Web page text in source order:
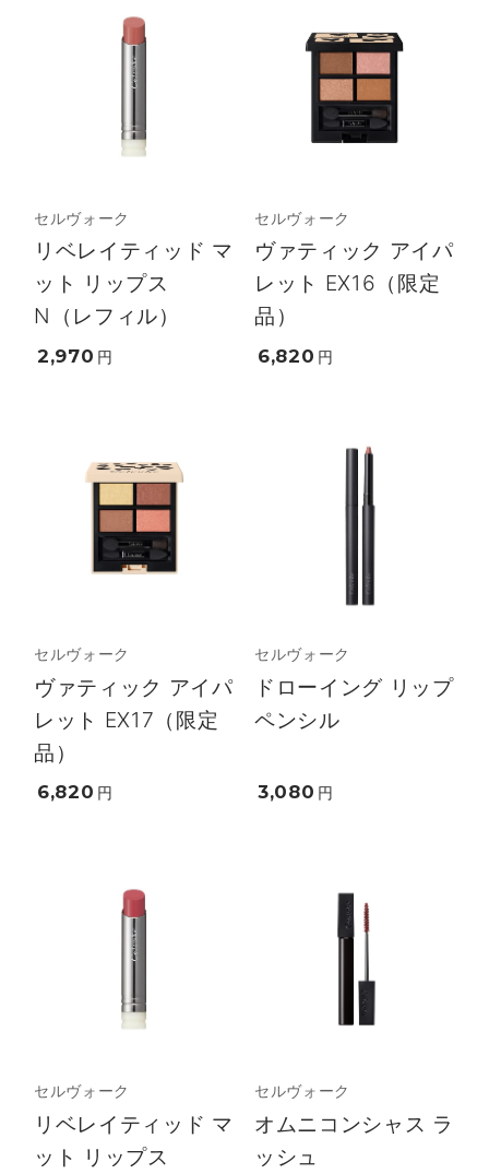
セルヴォーク
リベレイティッド マ
ット リップス
N（レフィル）
2,970 円
セルヴォーク
ヴァティック アイパ
レット EX16（限定
品）
6,820 円
セルヴォーク
ヴァティック アイパ
レット EX17（限定
品）
6,820 円
セルヴォーク
ドローイング リップ
ペンシル
3,080 円
セルヴォーク
リベレイティッド マ
ット リップス
セルヴォーク
オムニコンシャス ラ
ッシュ